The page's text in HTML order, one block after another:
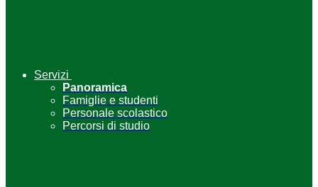
Servizi
Panoramica
Famiglie e studenti
Personale scolastico
Percorsi di studio